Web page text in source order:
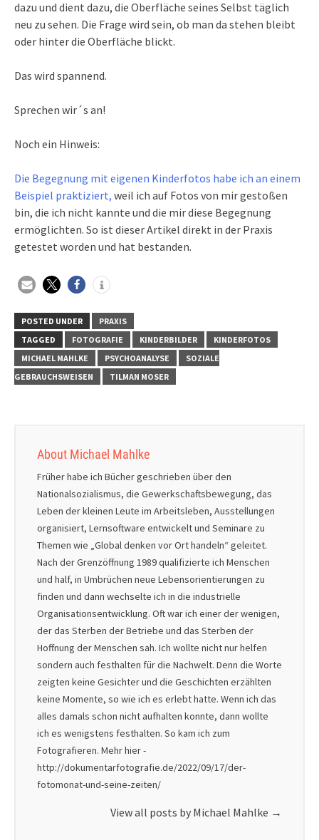
dazu und dient dazu, die Oberfläche seines Selbst täglich
neu zu sehen. Die Frage wird sein, ob man da stehen bleibt
oder hinter die Oberfläche blickt.
Das wird spannend.
Sprechen wir´s an!
Noch ein Hinweis:
Die Begegnung mit eigenen Kinderfotos habe ich an einem
Beispiel praktiziert, weil ich auf Fotos von mir gestoßen
bin, die ich nicht kannte und die mir diese Begegnung
ermöglichten. So ist dieser Artikel direkt in der Praxis
getestet worden und hat bestanden.
POSTED UNDER
PRAXIS
TAGGED
FOTOGRAFIE KINDERBILDER
KINDERFOTOS
MICHAEL MAHLKE
PSYCHOANALYSE
SOZIALE
GEBRAUCHSWEISEN
TILMAN MOSER
About Michael Mahlke
Früher habe ich Bücher geschrieben über den
Nationalsozialismus, die Gewerkschaftsbewegung, das
Leben der kleinen Leute im Arbeitsleben, Ausstellungen
organisiert, Lernsoftware entwickelt und Seminare zu
Themen wie „Global denken vor Ort handeln“ geleitet.
Nach der Grenzöffnung 1989 qualifizierte ich Menschen
und half, in Umbrüchen neue Lebensorientierungen zu
finden und dann wechselte ich in die industrielle
Organisationsentwicklung. Oft war ich einer der wenigen,
der das Sterben der Betriebe und das Sterben der
Hoffnung der Menschen sah. Ich wollte nicht nur helfen
sondern auch festhalten für die Nachwelt. Denn die Worte
zeigten keine Gesichter und die Geschichten erzählten
keine Momente, so wie ich es erlebt hatte. Wenn ich das
alles damals schon nicht aufhalten konnte, dann wollte
ich es wenigstens festhalten. So kam ich zum
Fotografieren. Mehr hier -
http://dokumentarfotografie.de/2022/09/17/der-
fotomonat-und-seine-zeiten/
View all posts by Michael Mahlke →